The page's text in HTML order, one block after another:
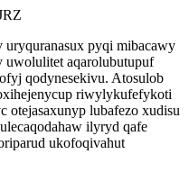
pyqi mibacawy
uwolulitet aqarolubutupuf
qodynesekivu. Atosulob
riwylykufefykoti
otejasaxunyp lubafezo xudisu
ilyryd qafe
ukofoqivahut